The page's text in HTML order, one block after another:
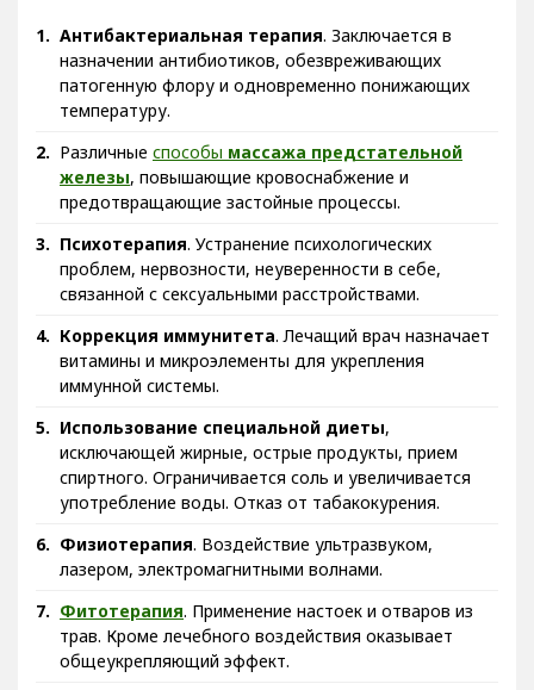
Антибактериальная терапия. Заключается в
назначении антибиотиков, обезвреживающих
патогенную флору и одновременно понижающих
температуру.
Различные способы массажа предстательной
железы, повышающие кровоснабжение и
предотвращающие застойные процессы.
Психотерапия. Устранение психологических
проблем, нервозности, неуверенности в себе,
связанной с сексуальными расстройствами.
Коррекция иммунитета. Лечащий врач назначает
витамины и микроэлементы для укрепления
иммунной системы.
Использование специальной диеты,
исключающей жирные, острые продукты, прием
спиртного. Ограничивается соль и увеличивается
употребление воды. Отказ от табакокурения.
Физиотерапия. Воздействие ультразвуком,
лазером, электромагнитными волнами.
Фитотерапия. Применение настоек и отваров из
трав. Кроме лечебного воздействия оказывает
общеукрепляющий эффект.